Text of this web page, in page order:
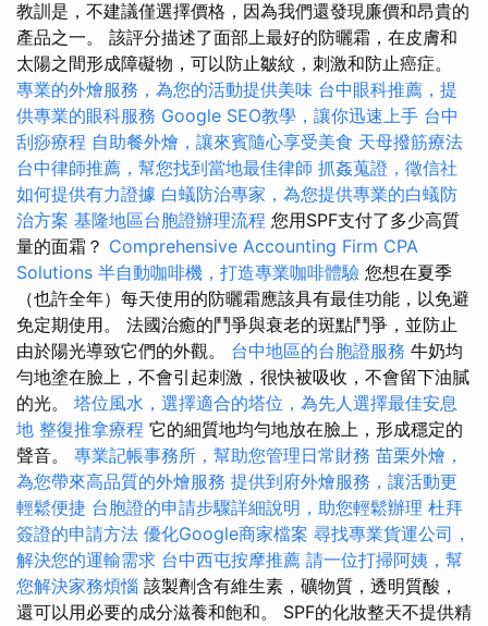
教訓是，不建議僅選擇價格，因為我們還發現廉價和昂貴的
產品之一。 該評分描述了面部上最好的防曬霜，在皮膚和
太陽之間形成障礙物，可以防止皺紋，刺激和防止癌症。
專業的外燴服務，為您的活動提供美味 台中眼科推薦，提
供專業的眼科服務 Google SEO教學，讓你迅速上手 台中
刮痧療程 自助餐外燴，讓來賓隨心享受美食 天母撥筋療法
台中律師推薦，幫您找到當地最佳律師 抓姦蒐證，徵信社
如何提供有力證據 白蟻防治專家，為您提供專業的白蟻防
治方案 基隆地區台胞證辦理流程 您用SPF支付了多少高質
量的面霜？ Comprehensive Accounting Firm CPA
Solutions 半自動咖啡機，打造專業咖啡體驗 您想在夏季
（也許全年）每天使用的防曬霜應該具有最佳功能，以免避
免定期使用。 法國治癒的鬥爭與衰老的斑點鬥爭，並防止
由於陽光導致它們的外觀。 台中地區的台胞證服務 牛奶均
勻地塗在臉上，不會引起刺激，很快被吸收，不會留下油膩
的光。 塔位風水，選擇適合的塔位，為先人選擇最佳安息
地 整復推拿療程 它的細質地均勻地放在臉上，形成穩定的
聲音。 專業記帳事務所，幫助您管理日常財務 苗栗外燴，
為您帶來高品質的外燴服務 提供到府外燴服務，讓活動更
輕鬆便捷 台胞證的申請步驟詳細說明，助您輕鬆辦理 杜拜
簽證的申請方法 優化Google商家檔案 尋找專業貨運公司，
解決您的運輸需求 台中西屯按摩推薦 請一位打掃阿姨，幫
您解決家務煩惱 該製劑含有維生素，礦物質，透明質酸，
還可以用必要的成分滋養和飽和。 SPF的化妝整天不提供精